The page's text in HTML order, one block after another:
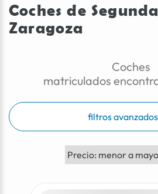
Coches de
Zaragoza
Coches
matriculados
filtros avanzados